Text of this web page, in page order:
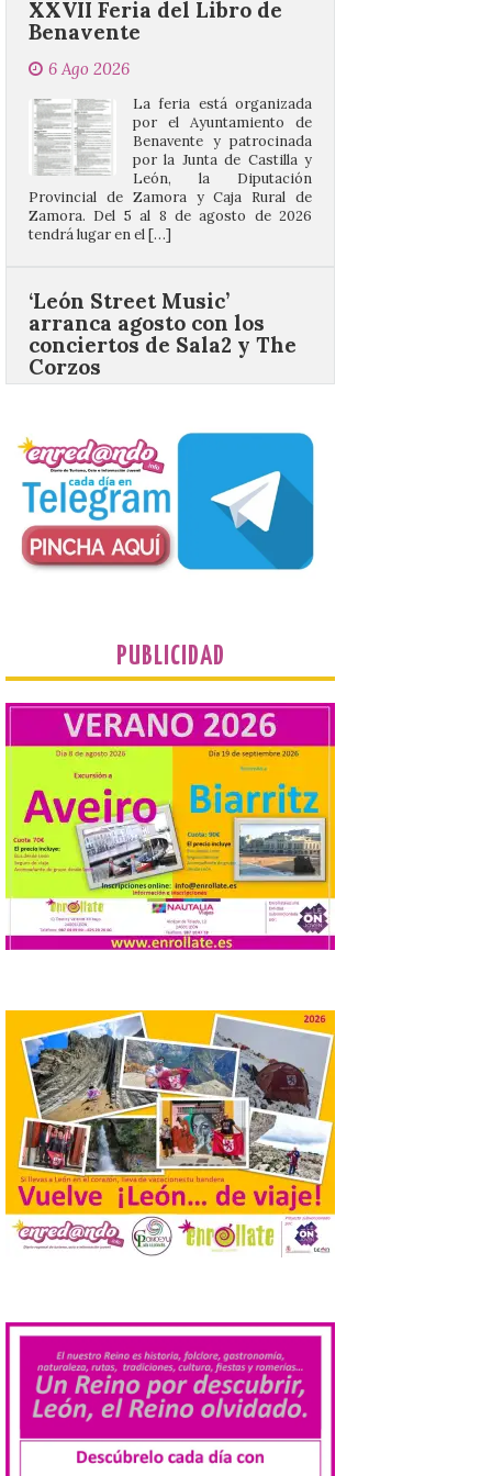
La feria está organizada
por el Ayuntamiento de
Provincial de Zamora y Caja Rural de
Zamora. Del 5 al 8 de agosto de 2026
tendrá lugar en el […]
‘León Street Music’
arranca agosto con los
5 Ago 2026
Tendrán lugar el día 5, a
escenario del Lavadero de
periplo por los barrios de la ciudad de
León llevando la música de los grupos de
aquí a […]
Astorga celebrará del 7 al
9 de agosto la I Feria de la
Con productores de 4
provincias, música y
precios populares. La
feria reunirá a cinco
pequeñas cerveceras
independientes de distintos puntos de
España. La ciudad de Astorga estrenará
este verano la I Feria de la Cerveza
Artesana, una nueva cita que […]
La décimo sexta fotografía
de «León de…viaje» nos la
envía Paulino Álvarez
desde Benidorm
Nueva edición de León
de…viaje. Una iniciativa
organizado por la sección
juvenil de la Asociación
Enróllate, la Asociación
Conceyu País Llionés y el Diario de
Turismo, Ocio e Información para
jóvenes “Enredando.info”. . Desde las
playa de Benidorm Paulino Álvarez […]
Sonorama Ribera 2026
convertirá Aranda de
5 Ago 2026
Tras marcar un hito en su
historia al dar a
conocer, por primera vez,
de 150 bandas y artistas
en un único anuncio, Sonorama
PUBLICIDAD